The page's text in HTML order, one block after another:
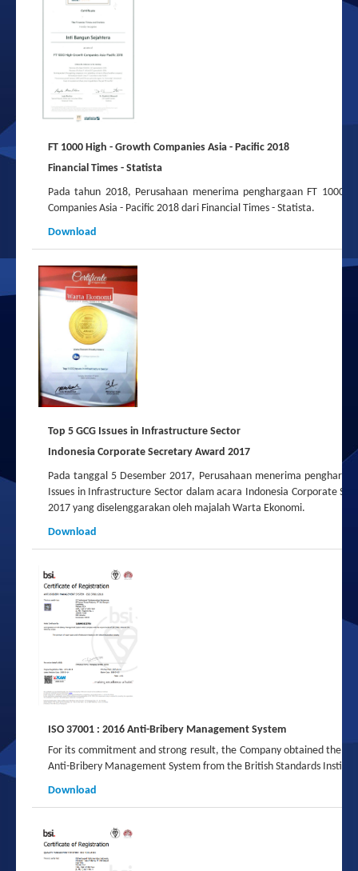
FT 1000 High - Growth Companies Asia - Pacific 2018
Financial Times - Statista
Pada tahun 2018, Perusahaan menerima penghargaan FT 1000
Companies Asia - Pacific 2018 dari Financial Times - Statista.
Download
Top 5 GCG Issues in Infrastructure Sector
Indonesia Corporate Secretary Award 2017
Pada tanggal 5 Desember 2017, Perusahaan menerima
Issues in Infrastructure Sector dalam acara Indonesia Corporate
2017 yang diselenggarakan oleh majalah Warta Ekonomi.
Download
ISO 37001 : 2016 Anti-Bribery Management System
For its commitment and strong result, the Company obtained the
Anti-Bribery Management System from the British Standards
Download